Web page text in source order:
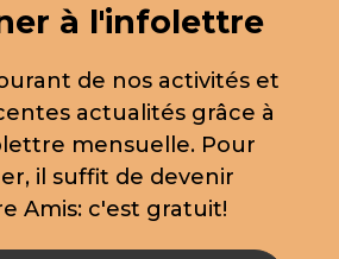
à l'infolettre
de nos activités et
actualités grâce à
mensuelle. Pour
il suffit de devenir
Amis: c'est gratuit!